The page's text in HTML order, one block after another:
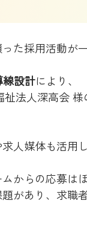
た採用活動が
設計により、
祉法人深高会 様
人媒体も活用
からの応募は
があり、求職